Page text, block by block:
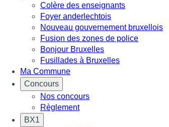
Colère des enseignants
Foyer anderlechtois
Nouveau gouvernement bruxellois
Fusion des zones de police
Bonjour Bruxelles
Fusillades à Bruxelles
Ma Commune
Concours
Nos concours
Règlement
BX1